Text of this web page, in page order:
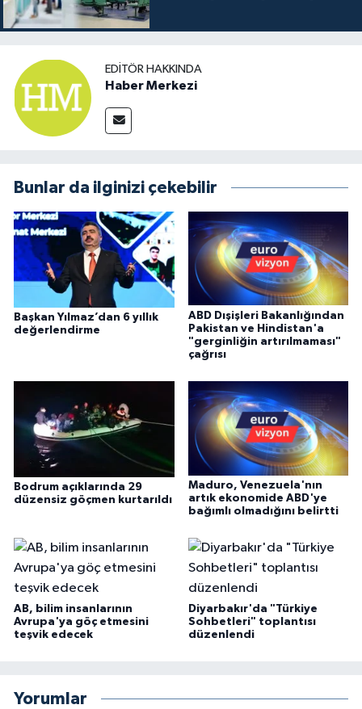
EDITÖR HAKKINDA
Haber Merkezi
Bunlar da ilginizi çekebilir
Başkan Yılmaz’dan 6 yıllık
değerlendirme
ABD Dışişleri Bakanlığından
Pakistan ve Hindistan'a
"gerginliğin artırılmaması"
çağrısı
Bodrum açıklarında 29
düzensiz göçmen kurtarıldı
Maduro, Venezuela'nın
artık ekonomide ABD'ye
bağımlı olmadığını belirtti
AB, bilim insanlarının
Avrupa'ya göç etmesini
teşvik edecek
Diyarbakır'da "Türkiye
Sohbetleri" toplantısı
düzenlendi
Yorumlar